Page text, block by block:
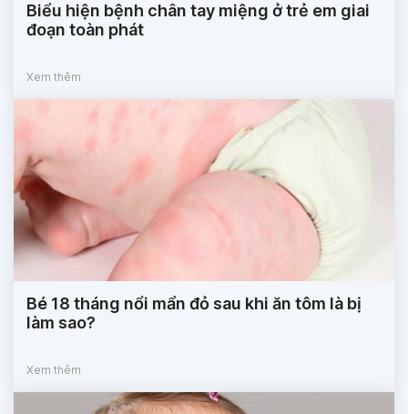
Biểu hiện bệnh chân tay miệng ở trẻ em giai
đoạn toàn phát
Xem thêm
Bé 18 tháng nổi mẩn đỏ sau khi ăn tôm là bị
làm sao?
Xem thêm